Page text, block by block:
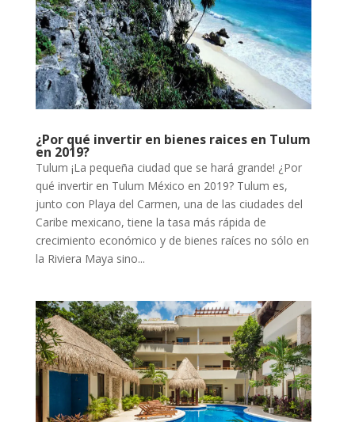
¿Por qué invertir en bienes raices en Tulum
en 2019?
Tulum ¡La pequeña ciudad que se hará grande! ¿Por
qué invertir en Tulum México en 2019? Tulum es,
junto con Playa del Carmen, una de las ciudades del
Caribe mexicano, tiene la tasa más rápida de
crecimiento económico y de bienes raíces no sólo en
la Riviera Maya sino...